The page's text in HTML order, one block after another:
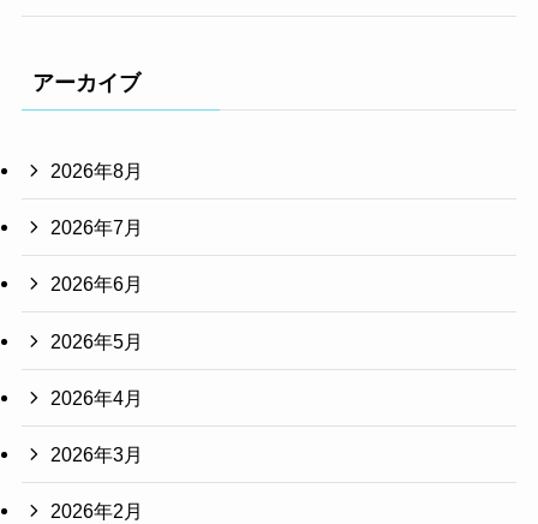
アーカイブ
2026年8月
2026年7月
2026年6月
2026年5月
2026年4月
2026年3月
2026年2月